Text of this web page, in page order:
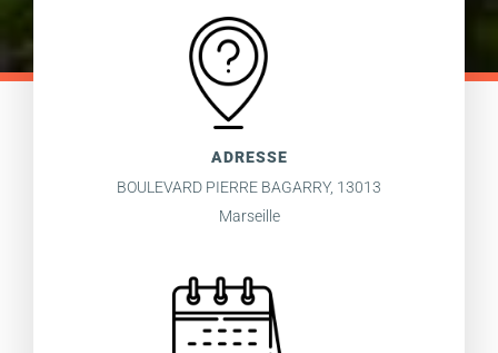
ADRESSE
BOULEVARD PIERRE BAGARRY, 13013
Marseille